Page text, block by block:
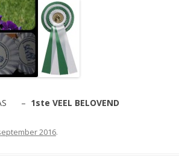
– 1ste VEEL BELOVEND
2016.